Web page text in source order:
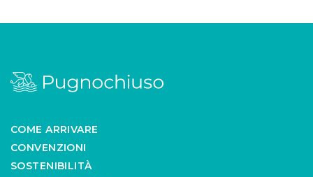
COME ARRIVARE
CONVENZIONI
SOSTENIBILITÀ